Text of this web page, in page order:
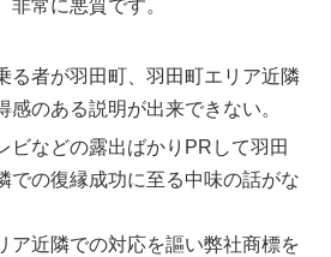
非常に悪質です。
る者が羽田町、羽田町エリア近隣
感のある説明が出来できない。
ビなどの露出ばかりPRして羽田
での復縁成功に至る中味の話がな
ア近隣での対応を謳い弊社商標を